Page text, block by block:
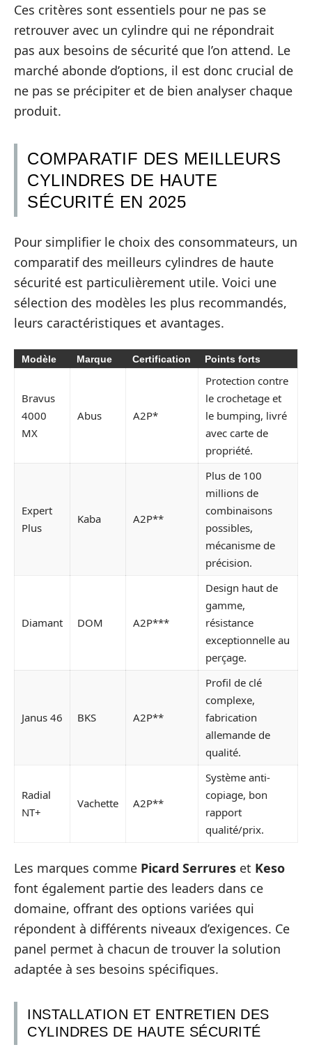
Ces critères sont essentiels pour ne pas se
retrouver avec un cylindre qui ne répondrait
pas aux besoins de sécurité que l’on attend. Le
marché abonde d’options, il est donc crucial de
ne pas se précipiter et de bien analyser chaque
produit.
COMPARATIF DES MEILLEURS
CYLINDRES DE HAUTE
SÉCURITÉ EN 2025
Pour simplifier le choix des consommateurs, un
comparatif des meilleurs cylindres de haute
sécurité est particulièrement utile. Voici une
sélection des modèles les plus recommandés,
leurs caractéristiques et avantages.
Modèle Marque Certification Points forts
Bravus
4000
MX
Abus A2P*
Protection contre
le crochetage et
le bumping, livré
avec carte de
propriété.
Expert
Plus
Kaba A2P**
Plus de 100
millions de
combinaisons
possibles,
mécanisme de
précision.
Diamant DOM A2P***
Design haut de
gamme,
résistance
exceptionnelle au
perçage.
Janus 46 BKS A2P**
Profil de clé
complexe,
fabrication
allemande de
qualité.
Radial
NT+
Vachette A2P**
Système anti-
copiage, bon
rapport
qualité/prix.
Les marques comme Picard Serrures et Keso
font également partie des leaders dans ce
domaine, offrant des options variées qui
répondent à différents niveaux d’exigences. Ce
panel permet à chacun de trouver la solution
adaptée à ses besoins spécifiques.
INSTALLATION ET ENTRETIEN DES
CYLINDRES DE HAUTE SÉCURITÉ